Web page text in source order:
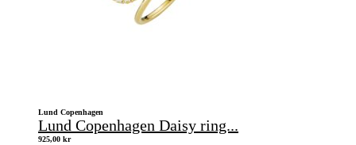
Lund Copenhagen
Lund Copenhagen Daisy ring...
925,00 kr